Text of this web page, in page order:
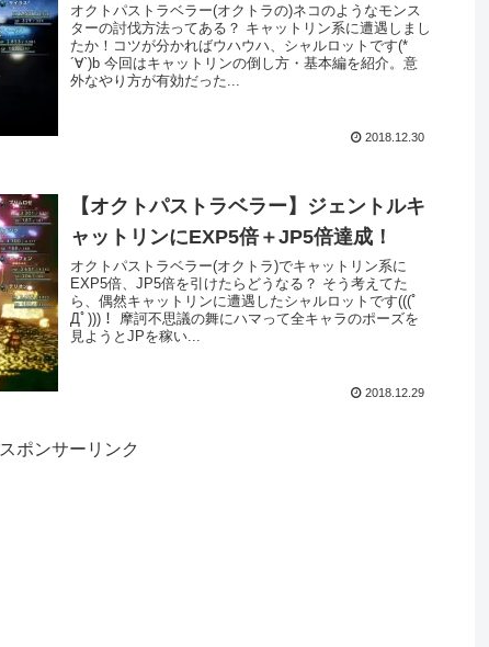
オクトパストラベラー(オクトラの)ネコのようなモンス
ターの討伐方法ってある？ キャットリン系に遭遇しまし
たか！コツが分かればウハウハ、シャルロットです(*
´∀`)b 今回はキャットリンの倒し方・基本編を紹介。意
外なやり方が有効だった...
2018.12.30
【オクトパストラベラー】ジェントルキ
ャットリンにEXP5倍＋JP5倍達成！
オクトパストラベラー(オクトラ)でキャットリン系に
EXP5倍、JP5倍を引けたらどうなる？ そう考えてた
ら、偶然キャットリンに遭遇したシャルロットです(((ﾟ
Дﾟ)))！ 摩訶不思議の舞にハマって全キャラのポーズを
見ようとJPを稼い...
2018.12.29
スポンサーリンク